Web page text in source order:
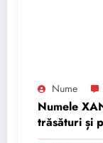
Nume
Numele
trăsături și